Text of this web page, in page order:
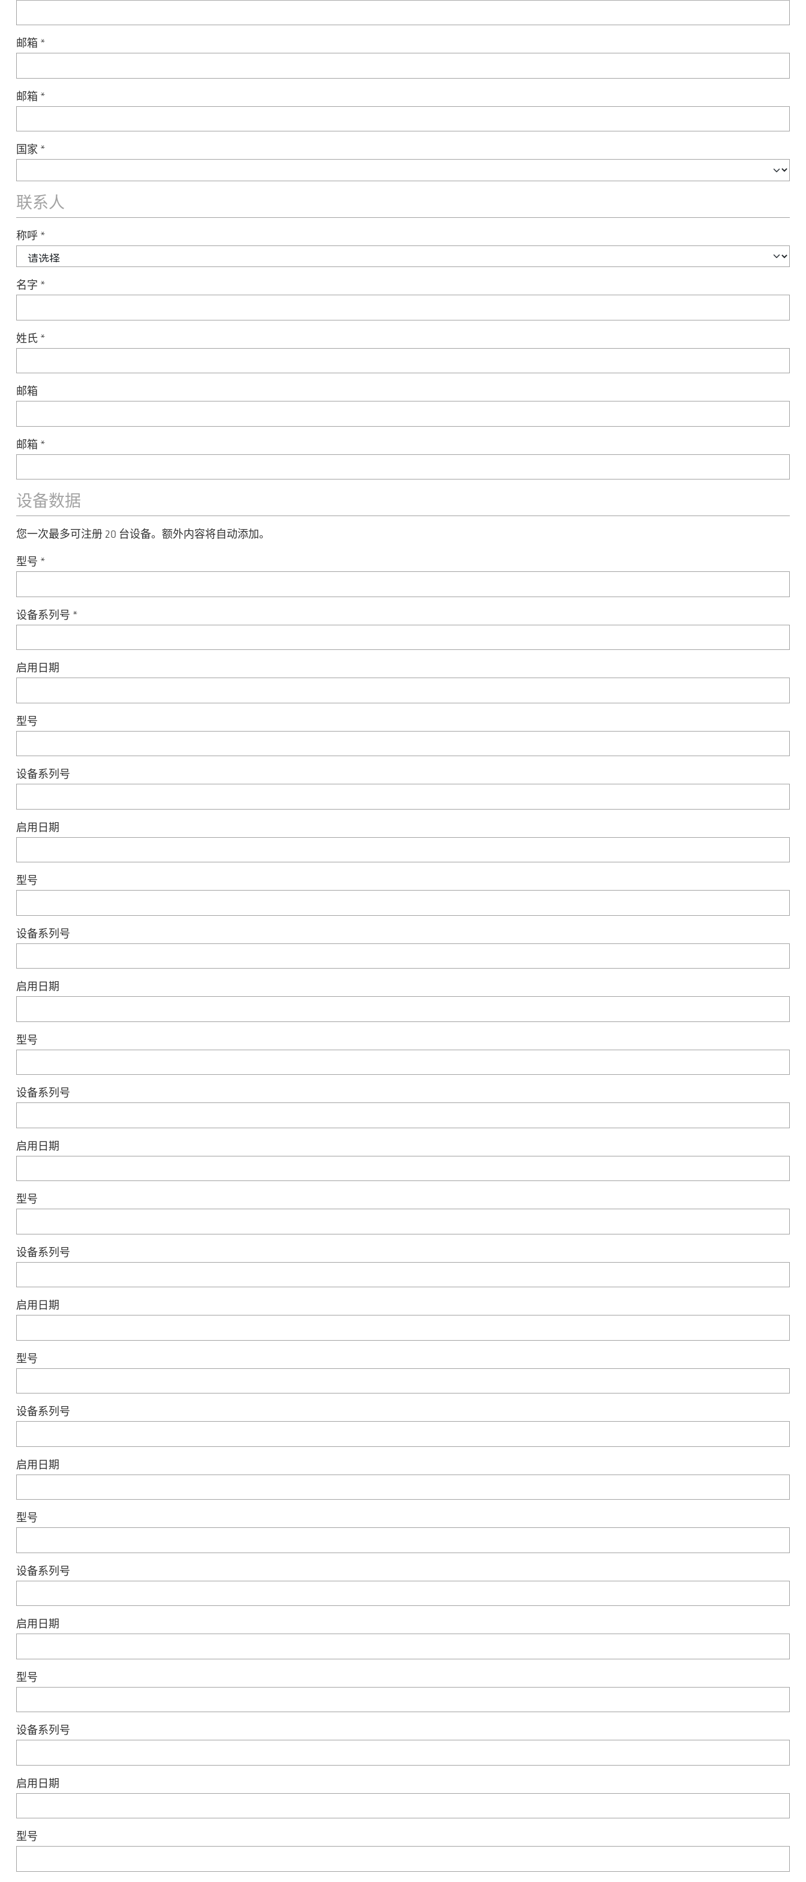
邮箱 *
邮箱 *
国家 *
联系人
称呼 *
名字 *
姓氏 *
邮箱
邮箱 *
设备数据
您一次最多可注册 20 台设备。额外内容将自动添加。
型号 *
设备系列号 *
启用日期
型号
设备系列号
启用日期
型号
设备系列号
启用日期
型号
设备系列号
启用日期
型号
设备系列号
启用日期
型号
设备系列号
启用日期
型号
设备系列号
启用日期
型号
设备系列号
启用日期
型号